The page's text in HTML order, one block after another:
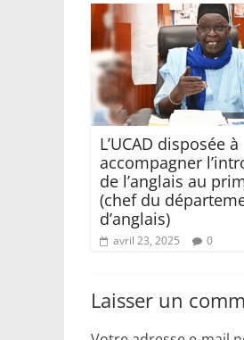
L’UCAD disposée à
accompagner
de l’anglais au
(chef du
d’anglais)
avril 23, 2025 0
Laisser un